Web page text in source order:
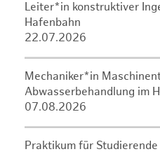
Leiter*in konstruktiver
Hafenbahn
22.07.2026
Mechaniker*in
Abwasserbehandlung im
07.08.2026
Praktikum für Studierende